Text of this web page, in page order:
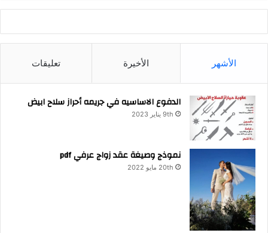
الأشهر الأخيرة تعليقات
الدفوع الاساسيه في جريمه أحراز سلاح ابيض
9th يناير 2023
نموذج وصيغة عقد زواج عرفي pdf
20th مايو 2022